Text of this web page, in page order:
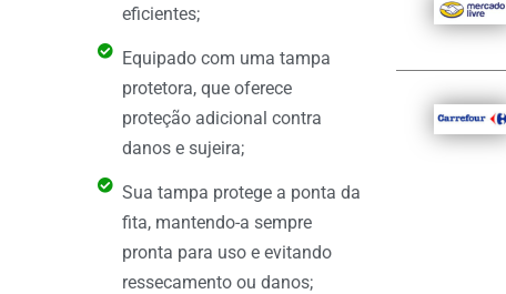
eficientes;
Equipado com uma tampa
protetora, que oferece
proteção adicional contra
danos e sujeira;
Sua tampa protege a ponta da
fita, mantendo-a sempre
pronta para uso e evitando
ressecamento ou danos;